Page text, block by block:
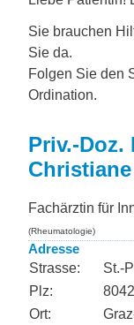
Sie brauchen
Sie da.
Folgen Sie den
Ordination.
Priv.-Doz.
Fachärztin für
(Rheumatologie)
Adresse
Strasse:
St.-
Plz:
8042
Ort: